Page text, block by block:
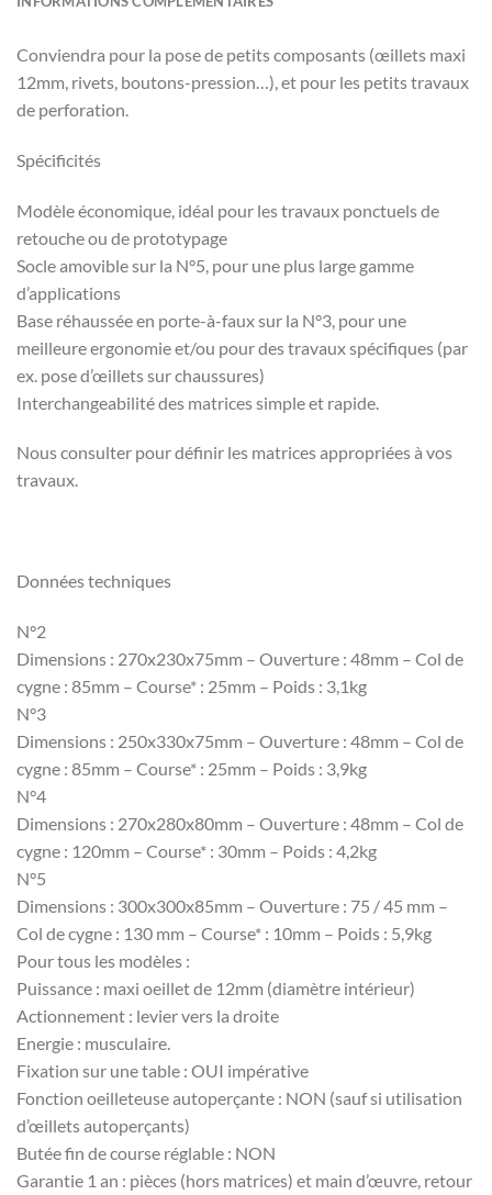
Conviendra pour la pose de petits composants (œillets maxi
12mm, rivets, boutons-pression…), et pour les petits travaux
de perforation.
Spécificités
Modèle économique, idéal pour les travaux ponctuels de
retouche ou de prototypage
Socle amovible sur la N°5, pour une plus large gamme
d’applications
Base réhaussée en porte-à-faux sur la N°3, pour une
meilleure ergonomie et/ou pour des travaux spécifiques (par
ex. pose d’œillets sur chaussures)
Interchangeabilité des matrices simple et rapide.
Nous consulter pour définir les matrices appropriées à vos
travaux.
Données techniques
N°2
Dimensions : 270x230x75mm – Ouverture : 48mm – Col de
cygne : 85mm – Course* : 25mm – Poids : 3,1kg
N°3
Dimensions : 250x330x75mm – Ouverture : 48mm – Col de
cygne : 85mm – Course* : 25mm – Poids : 3,9kg
N°4
Dimensions : 270x280x80mm – Ouverture : 48mm – Col de
cygne : 120mm – Course* : 30mm – Poids : 4,2kg
N°5
Dimensions : 300x300x85mm – Ouverture : 75 / 45 mm –
Col de cygne : 130 mm – Course* : 10mm – Poids : 5,9kg
Pour tous les modèles :
Puissance : maxi oeillet de 12mm (diamètre intérieur)
Actionnement : levier vers la droite
Energie : musculaire.
Fixation sur une table : OUI impérative
Fonction oeilleteuse autoperçante : NON (sauf si utilisation
d’œillets autoperçants)
Butée fin de course réglable : NON
Garantie 1 an : pièces (hors matrices) et main d’œuvre, retour